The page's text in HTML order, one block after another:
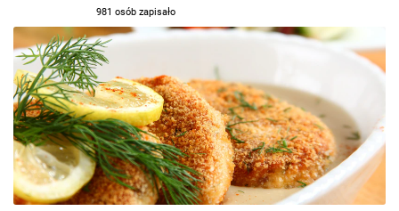
981 osób zapisało